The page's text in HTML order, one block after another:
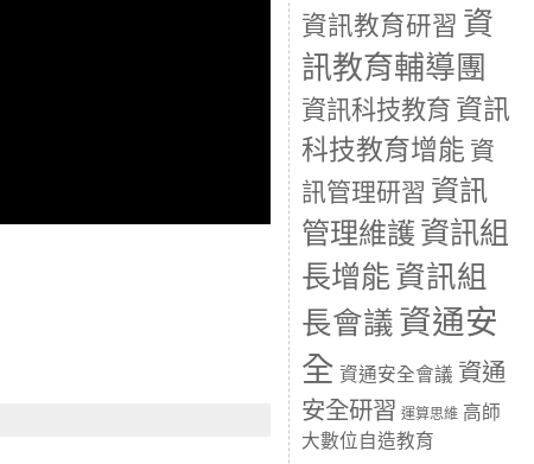
資訊教育研習 資
訊教育輔導團
資訊科技教育 資訊
科技教育增能 資
訊管理研習 資訊
管理維護 資訊組
長增能資訊組
長會議 資通安
全 資通安全會議 資通
安全研習 運算思維 高師
大數位自造教育